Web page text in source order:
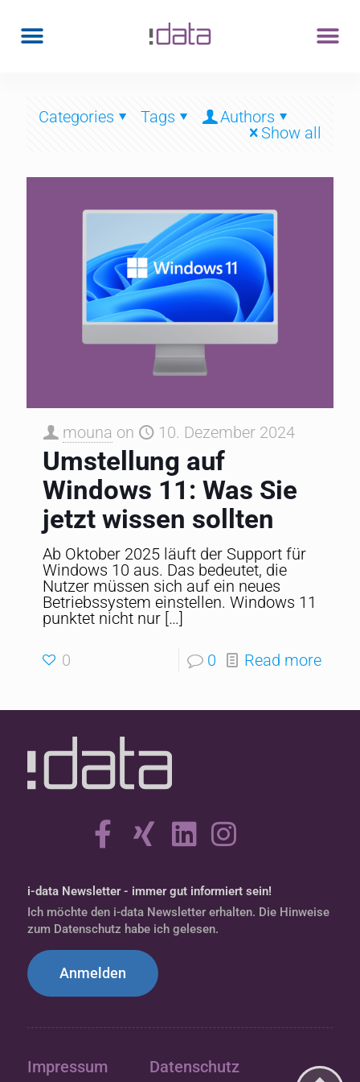
Categories Tags
Authors
Show all
mouna on 10. Dezember 2024
Umstellung auf
Windows 11: Was Sie
jetzt wissen sollten
Ab Oktober 2025 läuft der Support für
Windows 10 aus. Das bedeutet, die
Nutzer müssen sich auf ein neues
Betriebssystem einstellen. Windows 11
punktet nicht nur […]
0 0 Read more
i-data Newsletter - immer gut informiert sein!
Ich möchte den i-data Newsletter erhalten. Die Hinweise
zum Datenschutz habe ich gelesen.
Anmelden
Impressum Datenschutz